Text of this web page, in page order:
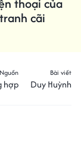
cãi
Nguồn
hợp
Bài viết
Duy Huỳnh